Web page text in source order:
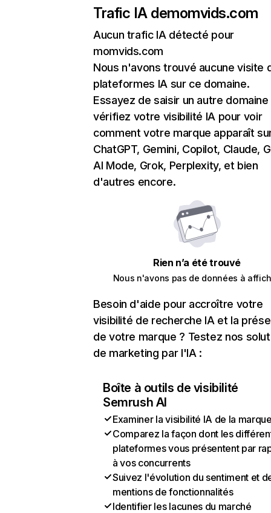
Trafic IA demomvids.com
Aucun trafic IA détecté pour
momvids.com
Nous n'avons trouvé aucune visite
plateformes IA sur ce domaine.
Essayez de saisir un autre domaine
vérifiez votre visibilité IA pour voir
comment votre marque apparaît
ChatGPT, Gemini, Copilot, Claude,
AI Mode, Grok, Perplexity, et bien
d'autres encore.
Rien n’a été trouvé
Nous n'avons pas de données à
Besoin d'aide pour accroître votre
visibilité de recherche IA et la
de votre marque ? Testez nos
de marketing par l'IA :
Boîte à outils de visibilité
Semrush AI
Examiner la visibilité IA de la
Comparez la façon dont les
plateformes vous présentent par
à vos concurrents
Suivez l'évolution du sentiment et
mentions de fonctionnalités
Identifier les lacunes du marché